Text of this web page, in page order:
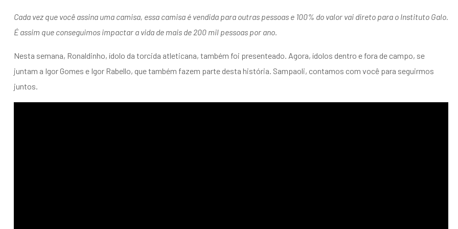
Cada vez que você assina uma camisa, essa camisa é vendida para outras pessoas e 100% do valor vai direto para o Instituto Galo.
É assim que conseguimos impactar a vida de mais de 200 mil pessoas por ano.
Nesta semana, Ronaldinho, ídolo da torcida atleticana, também foi presenteado. Agora, ídolos dentro e fora de campo, se
juntam a Igor Gomes e Igor Rabello, que também fazem parte desta história. Sampaoli, contamos com você para seguirmos
juntos.